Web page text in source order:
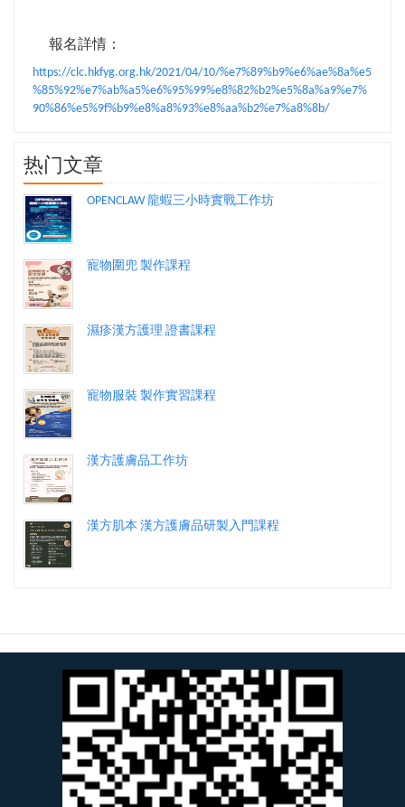
報名詳情：
https://clc.hkfyg.org.hk/2021/04/10/%e7%89%b9%e6%ae%8a%e5
%85%92%e7%ab%a5%e6%95%99%e8%82%b2%e5%8a%a9%e7%
90%86%e5%9f%b9%e8%a8%93%e8%aa%b2%e7%a8%8b/
热门文章
OPENCLAW 龍蝦三小時實戰工作坊
寵物圍兜 製作課程
濕疹漢方護理 證書課程
寵物服裝 製作實習課程
漢方護膚品工作坊
漢方肌本 漢方護膚品研製入門課程